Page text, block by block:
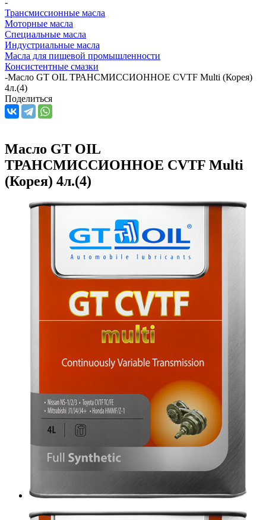
Трансмиссионные масла
Моторные масла
Специальные масла
Индустриальные масла
Масла для пищевой промышленности
Консистентные смазки
-Масло GT OIL ТРАНСМИССИОННОЕ CVTF Multi (Корея)
4л.(4)
Поделиться
Масло GT OIL
ТРАНСМИССИОННОЕ CVTF Multi
(Корея) 4л.(4)